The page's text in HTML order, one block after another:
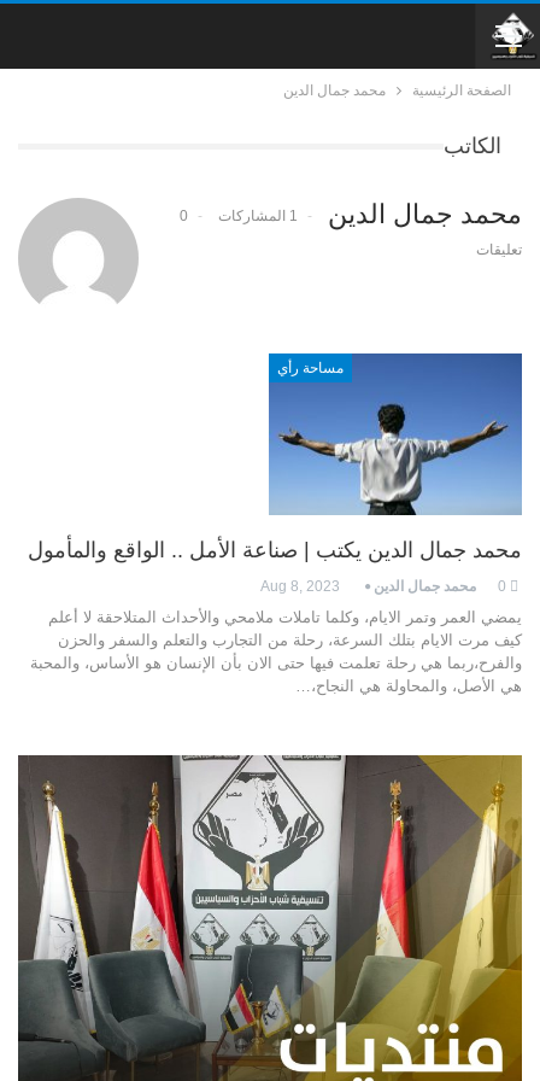
الصفحة الرئيسية محمد جمال الدين
الكاتب
محمد جمال الدين 1 المشاركات
0
تعليقات
مساحة رأي
محمد جمال الدين يكتب | صناعة الأمل .. الواقع والمأمول
محمد جمال الدين Aug 8, 2023
يمضي العمر وتمر الايام، وكلما تاملات ملامحي والأحداث المتلاحقة لا أعلم
كيف مرت الايام بتلك السرعة، رحلة من التجارب والتعلم والسفر والحزن
والفرح،ربما هي رحلة تعلمت فيها حتى الان بأن الإنسان هو الأساس، والمحبة
هي الأصل، والمحاولة هي النجاح،…